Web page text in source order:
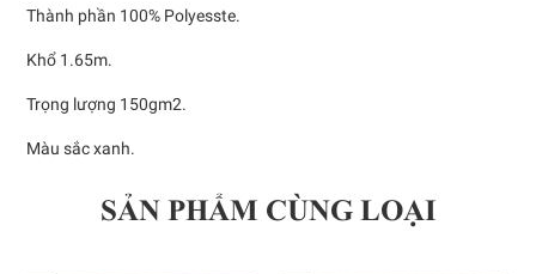
Thành phần 100% Polyesste.
Khổ 1.65m.
Trọng lượng 150gm2.
Màu sắc xanh.
SẢN PHẨM CÙNG LOẠI